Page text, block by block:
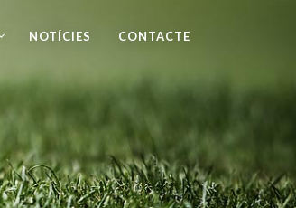
NOTÍCIES CONTACTE